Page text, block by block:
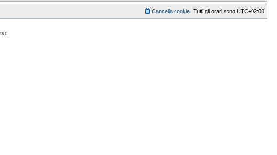
Tutti gli orari sono UTC+02:00
Cancella cookie